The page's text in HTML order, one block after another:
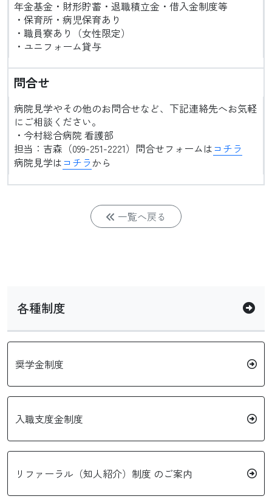
年金基金・財形貯蓄・退職積立金・借入金制度等
・保育所・病児保育あり
・職員寮あり（女性限定）
・ユニフォーム貸与
問合せ
病院見学やその他のお問合せなど、下記連絡先へお気軽
にご相談ください。
・今村総合病院 看護部
担当：吉森（099-251-2221）問合せフォームはコチラ
病院見学はコチラから
一覧へ戻る
各種制度
奨学金制度
入職支度金制度
リファーラル（知人紹介）制度 のご案内